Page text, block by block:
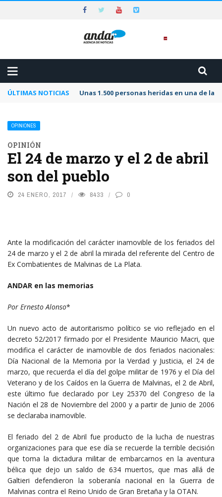
ÚLTIMAS NOTICIAS Unas 1.500 personas heridas en una de
OPINIONES
OPINIÓN
El 24 de marzo y el 2 de abril
son del pueblo
24 ENERO, 2017 8433 0
Ante la modificación del carácter inamovible de los feriados del
24 de marzo y el 2 de abril la mirada del referente del Centro de
Ex Combatientes de Malvinas de La Plata.
ANDAR en las memorias
Por Ernesto Alonso*
Un nuevo acto de autoritarismo político se vio reflejado en el
decreto 52/2017 firmado por el Presidente Mauricio Macri, que
modifica el carácter de inamovible de dos feriados nacionales:
Día Nacional de la Memoria por la Verdad y Justicia, el 24 de
marzo, que recuerda el día del golpe militar de 1976 y el Día del
Veterano y de los Caídos en la Guerra de Malvinas, el 2 de Abril,
este último fue declarado por Ley 25370 del Congreso de la
Nación el 28 de Noviembre del 2000 y a partir de Junio de 2006
se declaraba inamovible.
El feriado del 2 de Abril fue producto de la lucha de nuestras
organizaciones para que ese día se recuerde la terrible decisión
que toma la dictadura militar de embarcarnos en la aventura
bélica que dejo un saldo de 634 muertos, que mas allá de
Galtieri defendieron la soberanía nacional en la Guerra de
Malvinas contra el Reino Unido de Gran Bretaña y la OTAN.